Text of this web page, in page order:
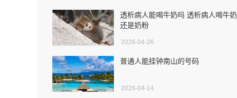
透析病人能喝牛奶吗 透析病人喝牛奶
还是奶粉
2026-04-26
普通人能挂钟南山的号码
2026-04-14